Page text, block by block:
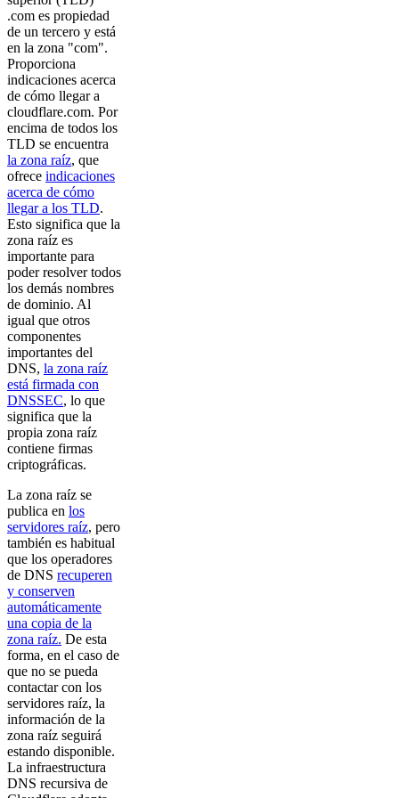
.com es propiedad
de un tercero y está
en la zona "com".
Proporciona
indicaciones acerca
de cómo llegar a
cloudflare.com. Por
encima de todos los
TLD se encuentra
la zona raíz, que
ofrece indicaciones
acerca de cómo
llegar a los TLD.
Esto significa que la
zona raíz es
importante para
poder resolver todos
los demás nombres
de dominio. Al
igual que otros
componentes
importantes del
DNS, la zona raíz
está firmada con
DNSSEC, lo que
significa que la
propia zona raíz
contiene firmas
criptográficas.
La zona raíz se
publica en los
servidores raíz, pero
también es habitual
que los operadores
de DNS recuperen
y conserven
automáticamente
una copia de la
zona raíz. De esta
forma, en el caso de
que no se pueda
contactar con los
servidores raíz, la
información de la
zona raíz seguirá
estando disponible.
La infraestructura
DNS recursiva de